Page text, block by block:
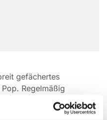
gefächertes
Regelmäßig
aber auch
oder St. Martin.